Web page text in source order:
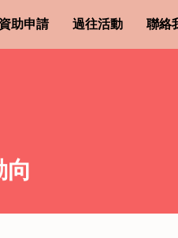
資助申請 過往活動 聯絡